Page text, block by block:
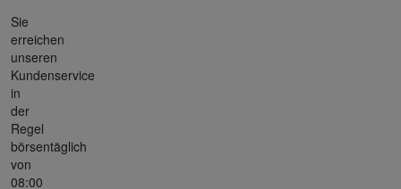
Sie
erreichen
unseren
Kundenservice
in
der
Regel
börsentäglich
von
08:00